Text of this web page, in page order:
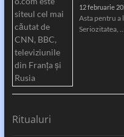
12 februarie
Asta pentru a
Seriozitatea, …
Ritualuri